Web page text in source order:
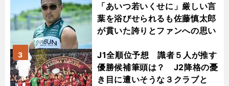
「あいつ若いくせに」厳しい言
葉を浴びせられるも佐藤慎太郎
が貫いた誇りとファンへの思い
J1全順位予想 識者５人が推す
優勝候補筆頭は？ J2降格の憂
き目に遭いそうな３クラブと
3